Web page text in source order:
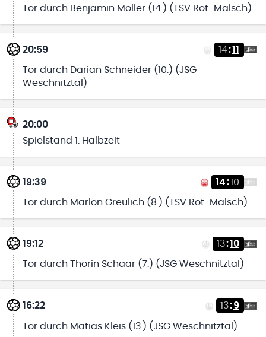
Tor durch Benjamin Möller (14.) (TSV Rot-Malsch)
20:59 14:11
Tor durch Darian Schneider (10.) (JSG
Weschnitztal)
20:00
Spielstand 1. Halbzeit
19:39 14:10
Tor durch Marlon Greulich (8.) (TSV Rot-Malsch)
19:12 13:10
Tor durch Thorin Schaar (7.) (JSG Weschnitztal)
16:22 13:9
Tor durch Matias Kleis (13.) (JSG Weschnitztal)